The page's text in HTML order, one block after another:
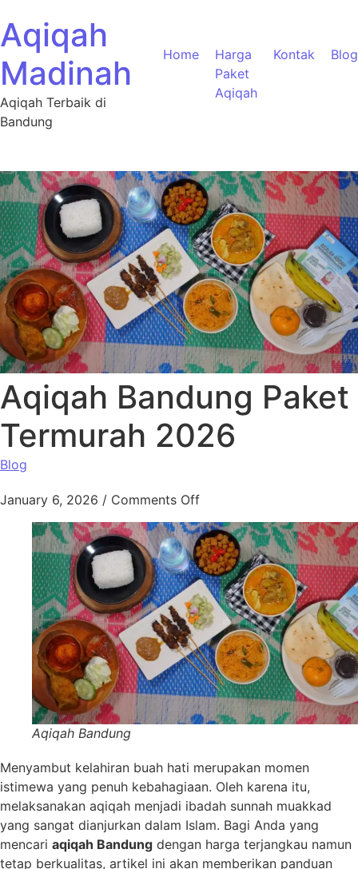
Aqiqah
Madinah
Aqiqah Terbaik di
Bandung
Home
Harga
Paket
Aqiqah
Kontak Blog
Aqiqah Bandung Paket
Termurah 2026
Blog
January 6, 2026 / Comments Off
Aqiqah Bandung
Menyambut kelahiran buah hati merupakan momen
istimewa yang penuh kebahagiaan. Oleh karena itu,
melaksanakan aqiqah menjadi ibadah sunnah muakkad
yang sangat dianjurkan dalam Islam. Bagi Anda yang
mencari aqiqah Bandung dengan harga terjangkau namun
tetap berkualitas, artikel ini akan memberikan panduan